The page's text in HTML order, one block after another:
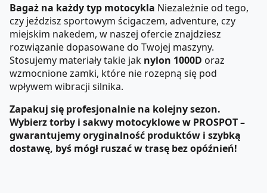
Bagaż na każdy typ motocykla Niezależnie od tego,
czy jeździsz sportowym ścigaczem, adventure, czy
miejskim nakedem, w naszej ofercie znajdziesz
rozwiązanie dopasowane do Twojej maszyny.
Stosujemy materiały takie jak nylon 1000D oraz
wzmocnione zamki, które nie rozepną się pod
wpływem wibracji silnika.
Zapakuj się profesjonalnie na kolejny sezon.
Wybierz torby i sakwy motocyklowe w PROSPOT –
gwarantujemy oryginalność produktów i szybką
dostawę, byś mógł ruszać w trasę bez opóźnień!